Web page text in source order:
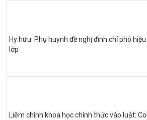
Hy hữu: Phụ huynh đề nghị đình chỉ phó
lớp
Liêm chính khoa học chính thức vào luật: